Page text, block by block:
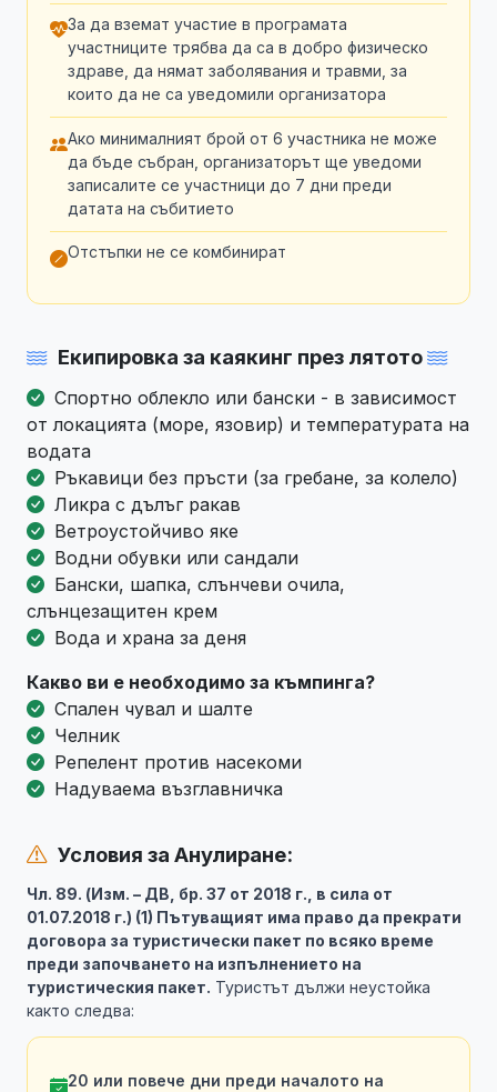
За да вземат участие в програмата
участниците трябва да са в добро физическо
здраве, да нямат заболявания и травми, за
които да не са уведомили организатора
Ако минималният брой от 6 участника не може
да бъде събран, организаторът ще уведоми
записалите се участници до 7 дни преди
датата на събитието
Отстъпки не се комбинират
Екипировка за каякинг през лятото
Спортно облекло или бански - в зависимост
от локацията (море, язовир) и температурата на
водата
Ръкавици без пръсти (за гребане, за колело)
Ликра с дълъг ракав
Ветроустойчиво яке
Водни обувки или сандали
Бански, шапка, слънчеви очила,
слънцезащитен крем
Вода и храна за деня
Какво ви е необходимо за къмпинга?
Спален чувал и шалте
Челник
Репелент против насекоми
Надуваема възглавничка
Условия за Анулиране:
Чл. 89. (Изм. – ДВ, бр. 37 от 2018 г., в сила от
01.07.2018 г.) (1) Пътуващият има право да прекрати
договора за туристически пакет по всяко време
преди започването на изпълнението на
туристическия пакет. Туристът дължи неустойка
както следва:
20 или повече дни преди началото на